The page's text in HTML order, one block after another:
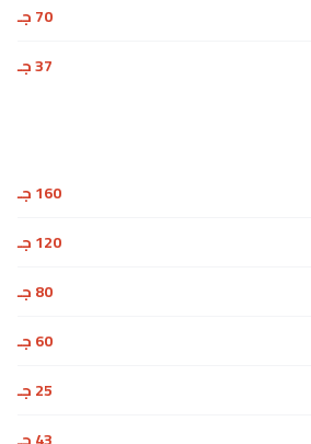
70 جـ
37 جـ
160 جـ
120 جـ
80 جـ
60 جـ
25 جـ